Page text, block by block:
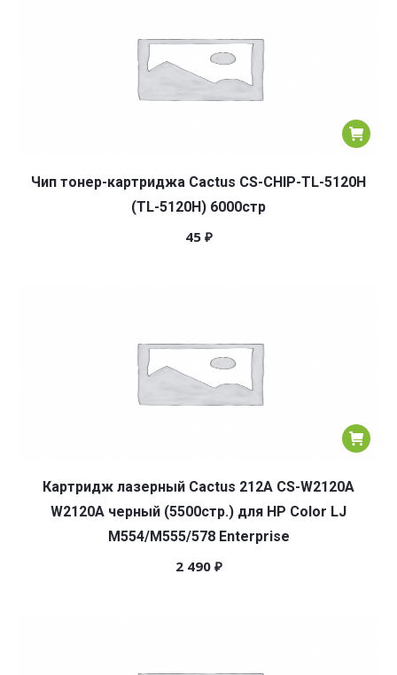
Чип тонер-картриджа Cactus CS-CHIP-TL-5120H
(TL-5120H) 6000стр
45 ₽
Картридж лазерный Cactus 212A CS-W2120A
W2120A черный (5500стр.) для HP Color LJ
M554/M555/578 Enterprise
2 490 ₽